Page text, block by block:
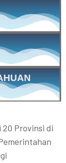
Provinsi di